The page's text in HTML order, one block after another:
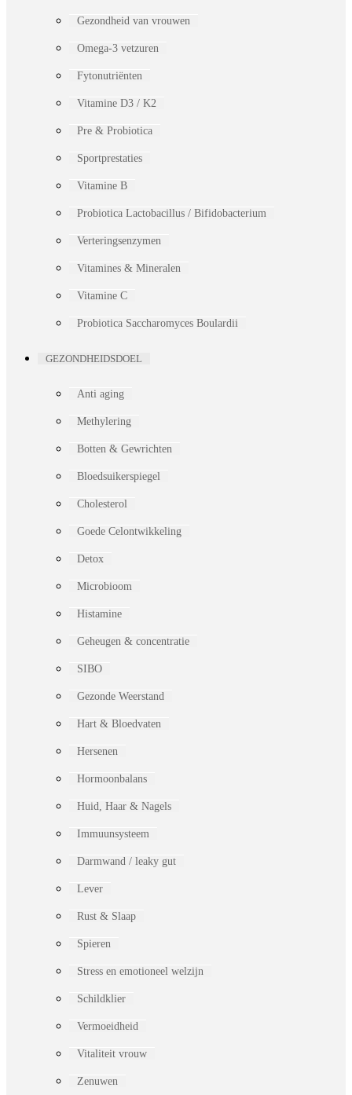
Gezondheid van vrouwen
Omega-3 vetzuren
Fytonutriënten
Vitamine D3 / K2
Pre & Probiotica
Sportprestaties
Vitamine B
Probiotica Lactobacillus / Bifidobacterium
Verteringsenzymen
Vitamines & Mineralen
Vitamine C
Probiotica Saccharomyces Boulardii
GEZONDHEIDSDOEL
Anti aging
Methylering
Botten & Gewrichten
Bloedsuikerspiegel
Cholesterol
Goede Celontwikkeling
Detox
Microbioom
Histamine
Geheugen & concentratie
SIBO
Gezonde Weerstand
Hart & Bloedvaten
Hersenen
Hormoonbalans
Huid, Haar & Nagels
Immuunsysteem
Darmwand / leaky gut
Lever
Rust & Slaap
Spieren
Stress en emotioneel welzijn
Schildklier
Vermoeidheid
Vitaliteit vrouw
Zenuwen